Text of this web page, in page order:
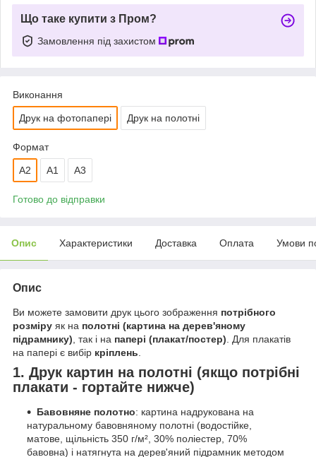
Що таке купити з Пром?
Замовлення під захистом
Виконання
Друк на фотопапері Друк на полотні
Формат
A2 А1 A3
Готово до відправки
Опис Характеристики Доставка Оплата Умови
Опис
Ви можете замовити друк цього зображення потрібного
розміру як на полотні (картина на дерев'яному
підрамнику) , так і на папері (плакат/постер) . Для плакатів
на папері є вибір кріплень
1. Друк картин на полотні (якщо потрібні
плакати - гортайте нижче)
Бавовняне полотно: картина надрукована на
натуральному бавовняному полотні (водостійке,
матове, щільність 350 г/м², 30% поліестер, 70%
бавовна) і натягнута на дерев'яний підрамник методом